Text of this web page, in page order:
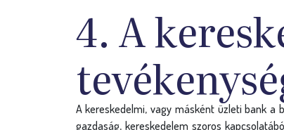
l
e
n
l
4. A
A kereskedelmi, vagy másként üzleti bank a
gazdaság, kereskedelem szoros